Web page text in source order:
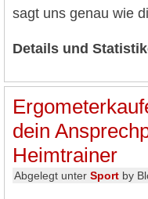
sagt uns genau wie
Details und
dein
Heimtrainer
Abgelegt unter Sport by